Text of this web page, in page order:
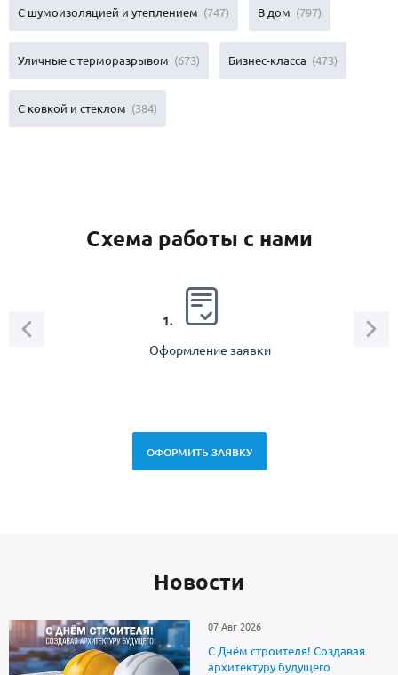
С шумоизоляцией и утеплением (747) В дом (797)
Уличные с терморазрывом (673) Бизнес-класса (473)
С ковкой и стеклом (384)
Схема работы с нами
1.
Оформление заявки
ОФОРМИТЬ ЗАЯВКУ
Новоcти
07 Авг 2026
С Днём строителя! Создавая
архитектуру будущего